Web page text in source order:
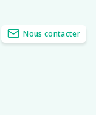
Nous contacter